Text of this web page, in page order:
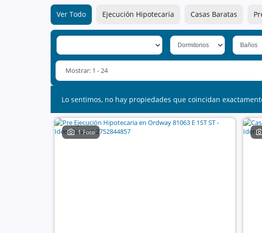
Ver Todo Ejecución Hipotecaria Casas Baratas
Mostrar: 1 - 24
Lo sentimos, no hay propiedades que coincidan
1 Foto